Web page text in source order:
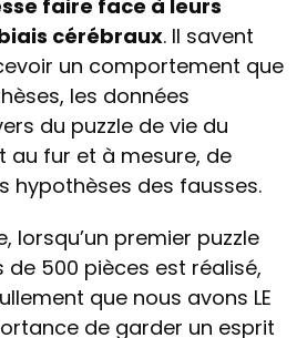
faire face à leurs
cérébraux. Il savent
un comportement que
les données
du puzzle de vie du
au fur et à mesure, de
hypothèses des fausses.
lorsqu’un premier puzzle
de 500 pièces est réalisé,
que nous avons LE
de garder un esprit